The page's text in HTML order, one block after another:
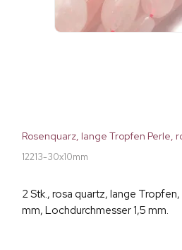
Rosenquarz, lange Tropfen Perle,
12213-30x10mm
2 Stk., rosa quartz, lange
mm, Lochdurchmesser 1,5 mm.